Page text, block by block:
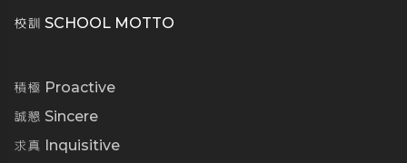
校訓 SCHOOL MOTTO
積極 Proactive
誠懇 Sincere
求真 Inquisitive